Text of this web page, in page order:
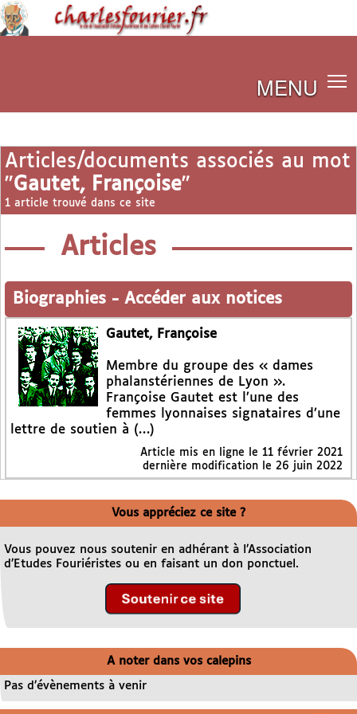
MENU
Articles/documents associés au mot
"Gautet, Françoise"
1 article trouvé dans ce site
Articles
Biographies - Accéder aux notices
Gautet, Françoise
Membre du groupe des « dames
phalanstériennes de Lyon ».
Françoise Gautet est l’une des
femmes lyonnaises signataires d’une
lettre de soutien à (…)
Article mis en ligne le 11 février 2021
dernière modification le 26 juin 2022
Vous appréciez ce site ?
Vous pouvez nous soutenir en adhérant à l’Association
d’Etudes Fouriéristes ou en faisant un don ponctuel.
A noter dans vos calepins
Pas d’évènements à venir